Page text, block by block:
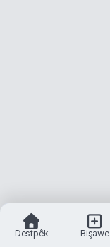
Destpêk Bişawe